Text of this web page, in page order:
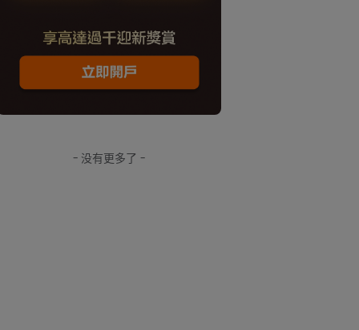
- 没有更多了 -